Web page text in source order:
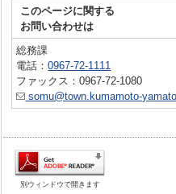
このページに関する
お問い合わせは
総務課
電話：0967-72-1111
ファックス：0967-72-1080
somu@town.kumamoto-
別ウィンドウで開きます